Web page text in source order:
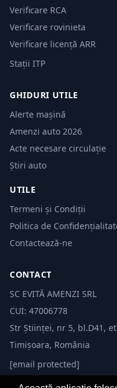
Verificare RCA
Verificare rovinieta
Verificare licență ARR
Stații ITP
GHIDURI UTILE
Alerte mașină
Amenzi auto 2026
Acte necesare circulație
Știri auto
UTILE
Termeni și Condiții
Politica de
Contactează-ne
CONTACT
SC EVITĂ AMENZI SRL
CUI: 47006778
Str Științei, nr 5, bl.D41,
Timișoara, România
[email protected]